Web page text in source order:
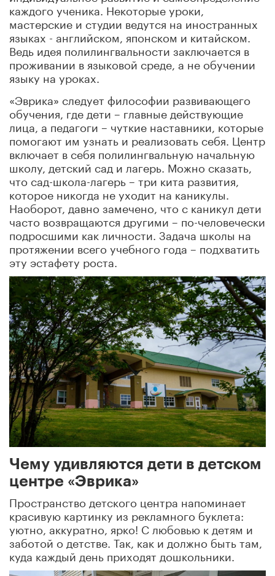
каждого ученика. Некоторые уроки,
мастерские и студии ведутся на иностранных
языках - английском, японском и китайском.
Ведь идея полилингвальности заключается в
проживании в языковой среде, а не обучении
языку на уроках.
«Эврика» следует философии развивающего
обучения, где дети – главные действующие
лица, а педагоги – чуткие наставники, которые
помогают им узнать и реализовать себя. Центр
включает в себя полилингвальную начальную
школу, детский сад и лагерь. Можно сказать,
что сад-школа-лагерь – три кита развития,
которое никогда не уходит на каникулы.
Наоборот, давно замечено, что с каникул дети
часто возвращаются другими – по-человечески
подросшими как личности. Задача школы на
протяжении всего учебного года – подхватить
эту эстафету роста.
Чему удивляются дети в детском
центре «Эврика»
Пространство детского центра напоминает
красивую картинку из рекламного буклета:
уютно, аккуратно, ярко! С любовью к детям и
заботой о детстве. Так, как и должно быть там,
куда каждый день приходят дошкольники.